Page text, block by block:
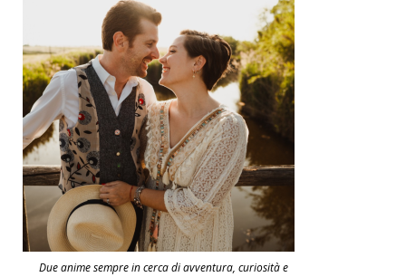
Due anime sempre in cerca di avventura, curiosità e